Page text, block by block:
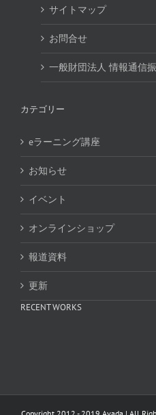
サイトマップ
お問合せ
一般財団法人 情報通信
カテゴリー
eラーニング講座
お知らせ
イベント
オンラインショップ
報道資料
更新
RECENT WORKS